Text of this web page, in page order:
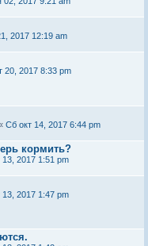
2017 12:19 am
20, 2017 8:33 pm
Сб окт 14, 2017 6:44 pm
кормить?
13, 2017 1:51 pm
13, 2017 1:47 pm